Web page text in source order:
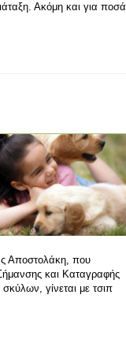
Ακόμη και για ποσά
Αποστολάκη, που
και Καταγραφής
γίνεται με τσιπ